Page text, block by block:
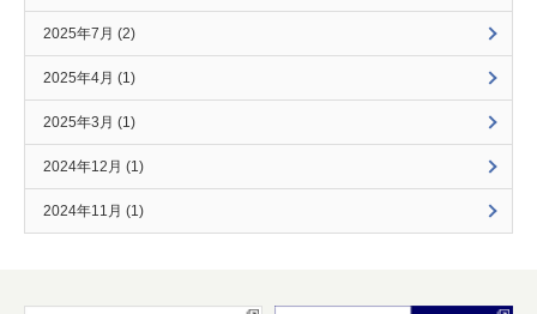
2025年7月 (2)
2025年4月 (1)
2025年3月 (1)
2024年12月 (1)
2024年11月 (1)